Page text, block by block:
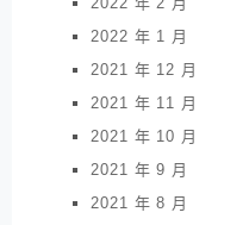
2022 年 1 月
2021 年 12 月
2021 年 11 月
2021 年 10 月
2021 年 9 月
2021 年 8 月